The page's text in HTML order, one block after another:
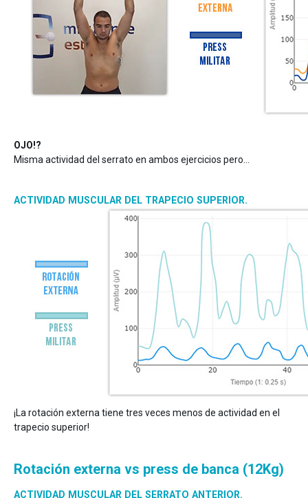
OJO!?
Misma actividad del serrato en ambos ejercicios pero…
ACTIVIDAD MUSCULAR DEL TRAPECIO SUPERIOR.
¡La rotación externa tiene tres veces menos de actividad en el
trapecio superior!
Rotación externa vs press de banca (12Kg)
ACTIVIDAD MUSCULAR DEL SERRATO ANTERIOR.